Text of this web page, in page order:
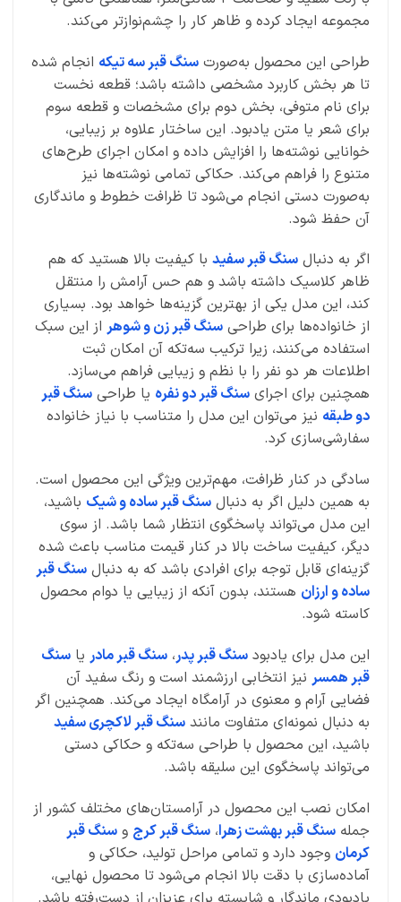
مجموعه ایجاد کرده و ظاهر کار را چشم‌نوازتر می‌کند.
طراحی این محصول به‌صورتسنگ قبر سه تیکهانجام شده
تا هر بخش کاربرد مشخصی داشته باشد؛ قطعه نخست
برای نام متوفی، بخش دوم برای مشخصات و قطعه سوم
برای شعر یا متن یادبود. این ساختار علاوه بر زیبایی،
خوانایی نوشته‌ها را افزایش داده و امکان اجرای طرح‌های
متنوع را فراهم می‌کند. حکاکی تمامی نوشته‌ها نیز
به‌صورت دستی انجام می‌شود تا ظرافت خطوط و ماندگاری
آن حفظ شود.
اگر به دنبالسنگ قبر سفیدبا کیفیت بالا هستید که هم
ظاهر کلاسیک داشته باشد و هم حس آرامش را منتقل
کند، این مدل یکی از بهترین گزینه‌ها خواهد بود. بسیاری
از خانواده‌ها برای طراحیسنگ قبر زن و شوهراز این سبک
استفاده می‌کنند، زیرا ترکیب سه‌تکه آن امکان ثبت
اطلاعات هر دو نفر را با نظم و زیبایی فراهم می‌سازد.
همچنین برای اجرایسنگ قبر دو نفرهیا طراحیسنگ قبر
دو طبقهنیز می‌توان این مدل را متناسب با نیاز خانواده
سفارشی‌سازی کرد.
سادگی در کنار ظرافت، مهم‌ترین ویژگی این محصول است.
به همین دلیل اگر به دنبالسنگ قبر ساده و شیکباشید،
این مدل می‌تواند پاسخگوی انتظار شما باشد. از سوی
دیگر، کیفیت ساخت بالا در کنار قیمت مناسب باعث شده
گزینه‌ای قابل توجه برای افرادی باشد که به دنبالسنگ قبر
ساده و ارزانهستند، بدون آنکه از زیبایی یا دوام محصول
کاسته شود.
این مدل برای یادبودسنگ قبر پدر،سنگ قبر مادریا سنگ
قبر همسرنیز انتخابی ارزشمند است و رنگ سفید آن
فضایی آرام و معنوی در آرامگاه ایجاد می‌کند. همچنین اگر
به دنبال نمونه‌ای متفاوت مانندسنگ قبر لاکچری سفید
باشید، این محصول با طراحی سه‌تکه و حکاکی دستی
می‌تواند پاسخگوی این سلیقه باشد.
امکان نصب این محصول در آرامستان‌های مختلف کشور از
جملهسنگ قبر بهشت زهرا،سنگ قبر کرجو سنگ قبر
کرمانوجود دارد و تمامی مراحل تولید، حکاکی و
آماده‌سازی با دقت بالا انجام می‌شود تا محصول نهایی،